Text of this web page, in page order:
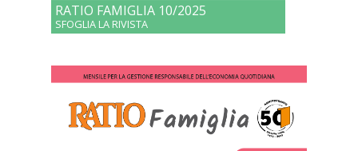
RATIO FAMIGLIA 10/2025
SFOGLIA LA RIVISTA